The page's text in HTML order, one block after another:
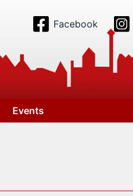
Facebook
Events